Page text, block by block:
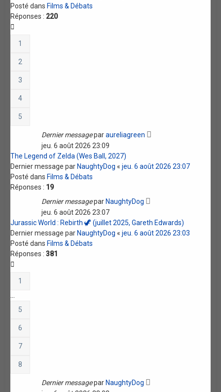
Posté dansFilms & Débats
Réponses : 220
1
2
3
4
5
Dernier messageparaureliagreen
jeu. 6 août 2026 23:09
The Legend of Zelda (Wes Ball, 2027)
Dernier message parNaughtyDog «jeu. 6 août 2026 23:07
Posté dansFilms & Débats
Réponses : 19
Dernier messageparNaughtyDog
jeu. 6 août 2026 23:07
Jurassic World : Rebirth 🦖 (juillet 2025, Gareth Edwards)
Dernier message parNaughtyDog «jeu. 6 août 2026 23:03
Posté dansFilms & Débats
Réponses :381
1
5
6
7
8
Dernier messageparNaughtyDog